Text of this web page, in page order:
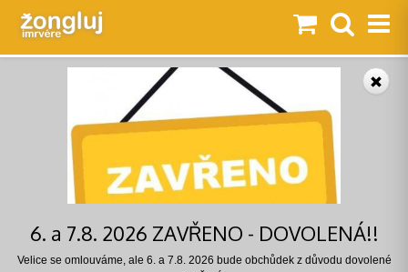
6. a 7.8. 2026 ZAVŘENO - DOVOLENÁ!!
Velice se omlouváme, ale 6. a 7.8. 2026 bude obchůdek z důvodu dovolené